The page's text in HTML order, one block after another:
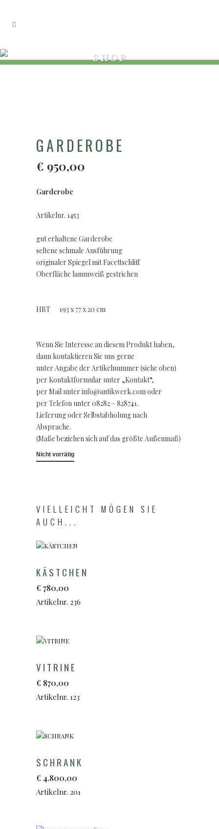
SHOP
GARDEROBE
€ 950,00
Garderobe
Artikelnr. 1453
gut erhaltene Garderobe
seltene schmale Ausführung
originaler Spiegel mit Facettschliff
Oberfläche lammweiß gestrichen
HBT 193 x 77 x 20 cm
Wenn Sie Interesse an diesem Produkt haben,
dann kontaktieren Sie uns gerne
unter Angabe der Artikelnummer (siehe oben)
per Kontaktformular unter „Kontakt“,
per Mail unter info@antikwerk.com oder
per Telefon unter 08282 – 828741.
Lieferung oder Selbstabholung nach
Absprache.
(Maße beziehen sich auf das größte Außenmaß)
Nicht vorrätig
VIELLEICHT MÖGEN SIE
AUCH...
KÄSTCHEN
€ 780,00
Artikelnr. 236
VITRINE
€ 870,00
Artikelnr. 123
SCHRANK
€ 4.800,00
Artikelnr. 201